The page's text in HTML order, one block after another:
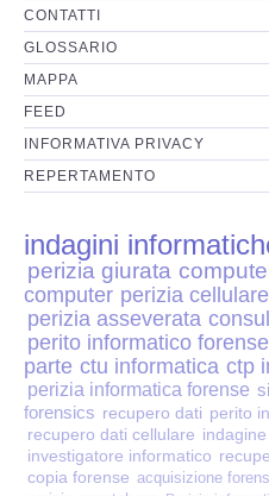
Perizia Disp. Elettronici
Perizia Stalking
Perizia Cyber
Incarichi CTU e CTP
Perizia Centralini
Perizia Estimo
Perizia Documento
Perizia Cloud
CONTATTI
GLOSSARIO
MAPPA
FEED
INFORMATIVA PRIVACY
REPERTAMENTO
indagini
perizia giurata
computer perizia cellulare
perizia asseverata
perito informatico forense
parte ctu informatica ctp
perizia informatica forense
forensics recupero dati perito
recupero dati cellulare
investigatore informatico
copia forense acquisizione